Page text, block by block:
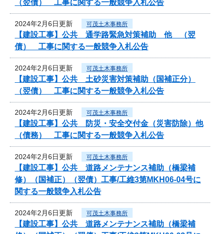
（翌債） 工事に関する一般競争入札公告
2024年2月6日更新 可茂土木事務所
【建設工事】公共 通学路緊急対策補助 他 （翌
債） 工事に関する一般競争入札公告
2024年2月6日更新 可茂土木事務所
【建設工事】公共 土砂災害対策補助（国補正分）
（翌債） 工事に関する一般競争入札公告
2024年2月6日更新 可茂土木事務所
【建設工事】公共 防災・安全交付金（災害防除）他
（債務） 工事に関する一般競争入札公告
2024年2月6日更新 可茂土木事務所
【建設工事】公共 道路メンテナンス補助（橋梁補
修）（国補正）（翌債）工事/工維3第MKH06-04号に
関する一般競争入札公告
2024年2月6日更新 可茂土木事務所
【建設工事】公共 道路メンテナンス補助（橋梁補